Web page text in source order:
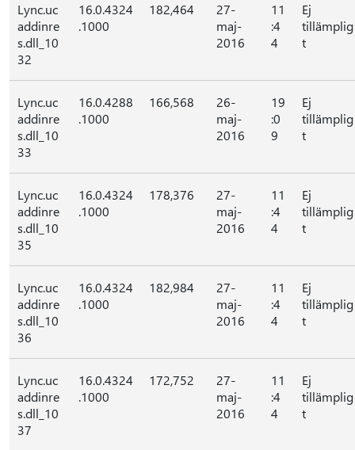
Lync.uc
addinre
s.dll_10
32
16.0.4324
.1000
182,464
27-
maj-
2016
11
:4
4
Ej
tillämplig
t
Lync.uc
addinre
s.dll_10
33
16.0.4288
.1000
166,568
26-
maj-
2016
19
:0
9
Ej
tillämplig
t
Lync.uc
addinre
s.dll_10
35
16.0.4324
.1000
178,376
27-
maj-
2016
11
:4
4
Ej
tillämplig
t
Lync.uc
addinre
s.dll_10
36
16.0.4324
.1000
182,984
27-
maj-
2016
11
:4
4
Ej
tillämplig
t
Lync.uc
addinre
s.dll_10
37
16.0.4324
.1000
172,752
27-
maj-
2016
11
:4
4
Ej
tillämplig
t